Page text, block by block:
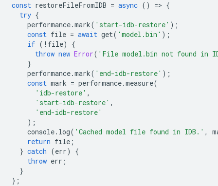
const restoreFileFromIDB = async () => {
try {
performance.mark( 'start-idb-restore' );
const file = await get( 'model.bin' );
if ( ! file)
{
throw new Error( 'File model.bin not found in
}
performance.mark( 'end-idb-restore' );
const mark = performance.measure(
'idb-restore' ,
'start-idb-restore' ,
'end-idb-restore'
);
console. log( 'Cached model file found in IDB.' ,
return file ;
} catch (err)
{
throw err ;
}
};